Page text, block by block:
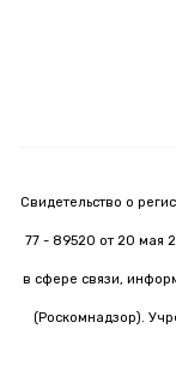
Свидетельство о
77 - 89520 от 20 мая
в сфере связи,
(Роскомнадзор).